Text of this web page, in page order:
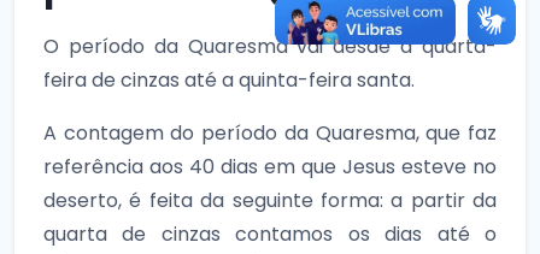
O período da Quaresma vai desde a quarta-
feira de cinzas até a quinta-feira santa.
A contagem do período da Quaresma, que faz
referência aos 40 dias em que Jesus esteve no
deserto, é feita da seguinte forma: a partir da
quarta de cinzas contamos os dias até o